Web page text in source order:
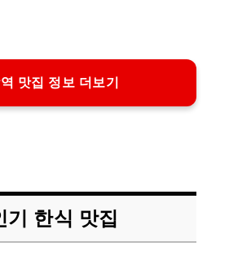
맛집 정보 더보기
기 한식 맛집